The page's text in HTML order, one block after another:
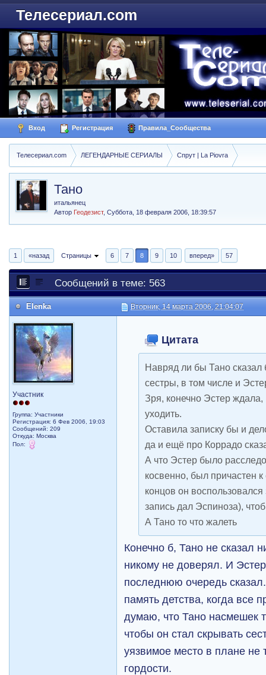
Телесериал.com
Вход Регистрация Правила_Сообщества
Телесериал.com ЛЕГЕНДАРНЫЕ СЕРИАЛЫ Спрут | La Piovra
Тано
итальянец
Автор Геодезист,Суббота, 18 февраля 2006, 18:39:57
1 «назад Страницы 6 7 8 9 10 вперед» 57
Сообщений в теме: 563
Elenka Вторник, 14 марта 2006, 21:04:07
Участник
Группа: Участники
Регистрация: 6 Фев 2006, 19:03
Сообщений: 209
Откуда: Москва
Пол:
Цитата
Навряд ли бы Тано
сестры, в том числе и
Зря, конечно Эстер
уходить.
Оставила записку бы и
да и ещё про Коррадо
А что Эстер было
косвенно, был причастен
концов он
запись дал Эспиноза),
А Тано то что жалеть
Конечно б, Тано не сказал
никому не доверял. И
последнюю очередь
память детства, когда все
думаю, что Тано насмешек
чтобы он стал скрывать
уязвимое место в плане не
гордости.